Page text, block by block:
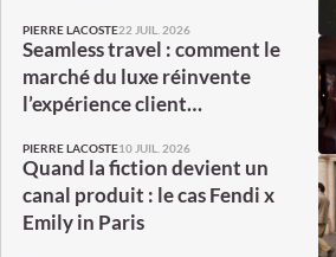
PIERRE LACOSTE22 JUIL. 2026
Seamless travel : comment le
marché du luxe réinvente
l’expérience client…
PIERRE LACOSTE10 JUIL. 2026
Quand la fiction devient un
canal produit : le cas Fendi x
Emily in Paris